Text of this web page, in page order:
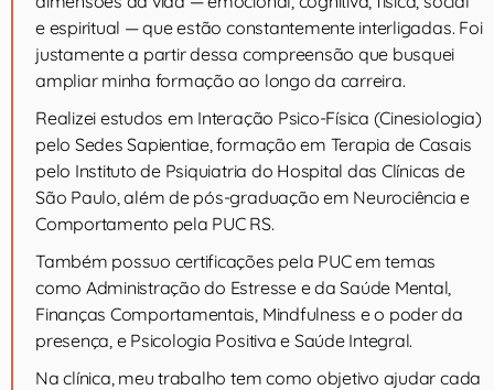
e espiritual — que estão constantemente interligadas. Foi
justamente a partir dessa compreensão que busquei
ampliar minha formação ao longo da carreira.
Realizei estudos em Interação Psico-Física (Cinesiologia)
pelo Sedes Sapientiae, formação em Terapia de Casais
pelo Instituto de Psiquiatria do Hospital das Clínicas de
São Paulo, além de pós-graduação em Neurociência e
Comportamento pela PUC RS.
Também possuo certificações pela PUC em temas
como Administração do Estresse e da Saúde Mental,
Finanças Comportamentais, Mindfulness e o poder da
presença, e Psicologia Positiva e Saúde Integral.
Na clínica, meu trabalho tem como objetivo ajudar cada